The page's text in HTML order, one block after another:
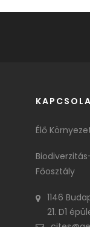
Élő
Főosztály
1146
21. D1